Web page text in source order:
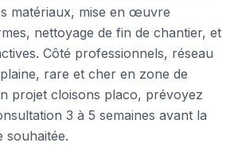
matériaux, mise en œuvre
nettoyage de fin de chantier, et
Côté professionnels, réseau
rare et cher en zone de
projet cloisons placo, prévoyez
3 à 5 semaines avant la
souhaitée.